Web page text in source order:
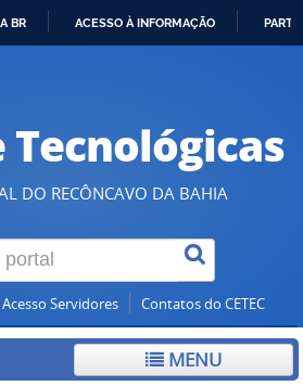
BR ACESSO À INFORMAÇÃO
Tecnológicas
DO RECÔNCAVO DA BAHIA
Acesso Servidores Contatos do CETEC
MENU